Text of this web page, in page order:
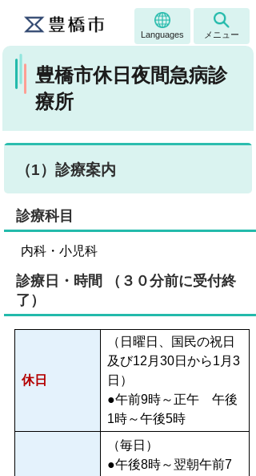
Languages メニュー
豊橋市休日夜間急病診
療所
（1）診療案内
診療科目
内科・小児科
診療日・時間 （３０分前に受付終
了）
休日
（日曜日、国民の祝日
及び12月30日から1月3
日）
●午前9時～正午 午後
1時～午後5時
（毎日）
●午後8時～翌朝午前7